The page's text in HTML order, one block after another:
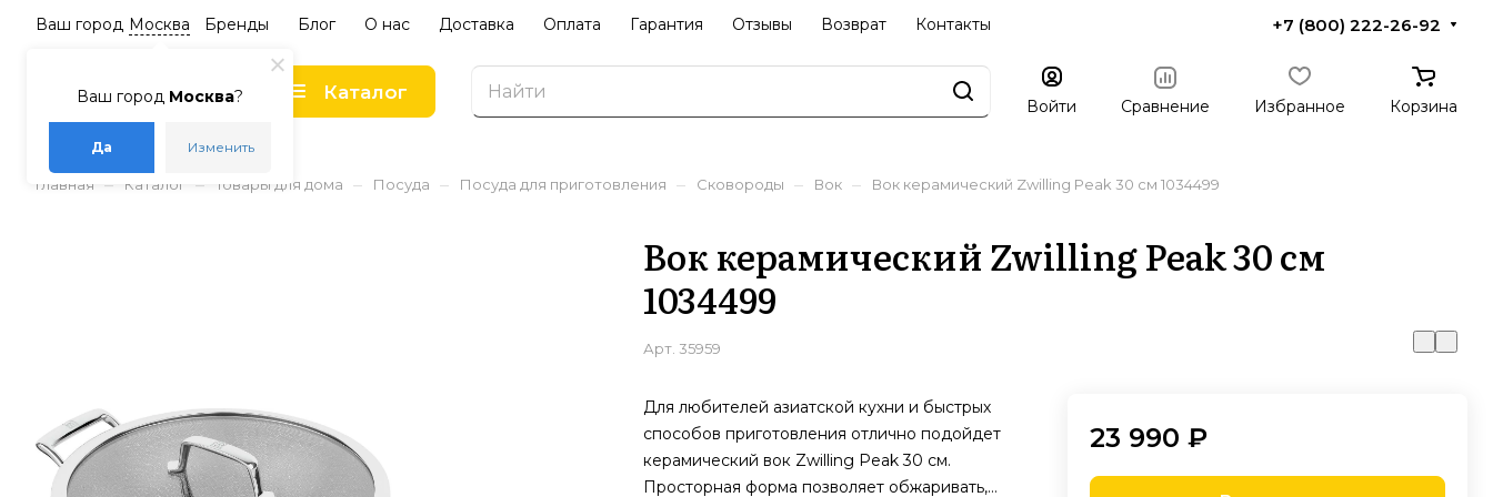
Ваш город Москва?
Да Изменить
Ваш город Москва Бренды Блог О нас Доставка Оплата Гарантия Отзывы Возврат Контакты +7 (800) 222-26-92
Каталог
Войти Сравнение Избранное Корзина
Главная – Каталог – Товары для дома – Посуда – Посуда для приготовления – Сковороды – Вок – Вок керамический Zwilling Peak 30 см 1034499
Вок керамический Zwilling Peak 30 см
1034499
Арт. 35959
Для любителей азиатской кухни и быстрых
способов приготовления отлично подойдет
керамический вок Zwilling Peak 30 см.
Просторная форма позволяет обжаривать,
23 990 ₽